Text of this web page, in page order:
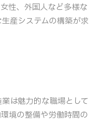
性、外国人など多様な
産システムの構築が求
は魅力的な職場として
境の整備や労働時間の